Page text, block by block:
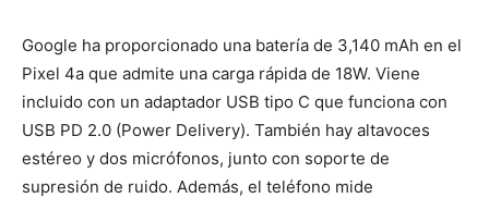
Google ha proporcionado una batería de 3,140 mAh en el
Pixel 4a que admite una carga rápida de 18W. Viene
incluido con un adaptador USB tipo C que funciona con
USB PD 2.0 (Power Delivery). También hay altavoces
estéreo y dos micrófonos, junto con soporte de
supresión de ruido. Además, el teléfono mide